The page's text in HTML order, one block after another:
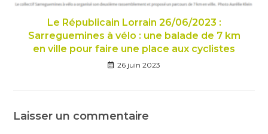
Le Républicain Lorrain 26/06/2023 :
Sarreguemines à vélo : une balade de 7 km
en ville pour faire une place aux cyclistes
26 juin 2023
Laisser un commentaire